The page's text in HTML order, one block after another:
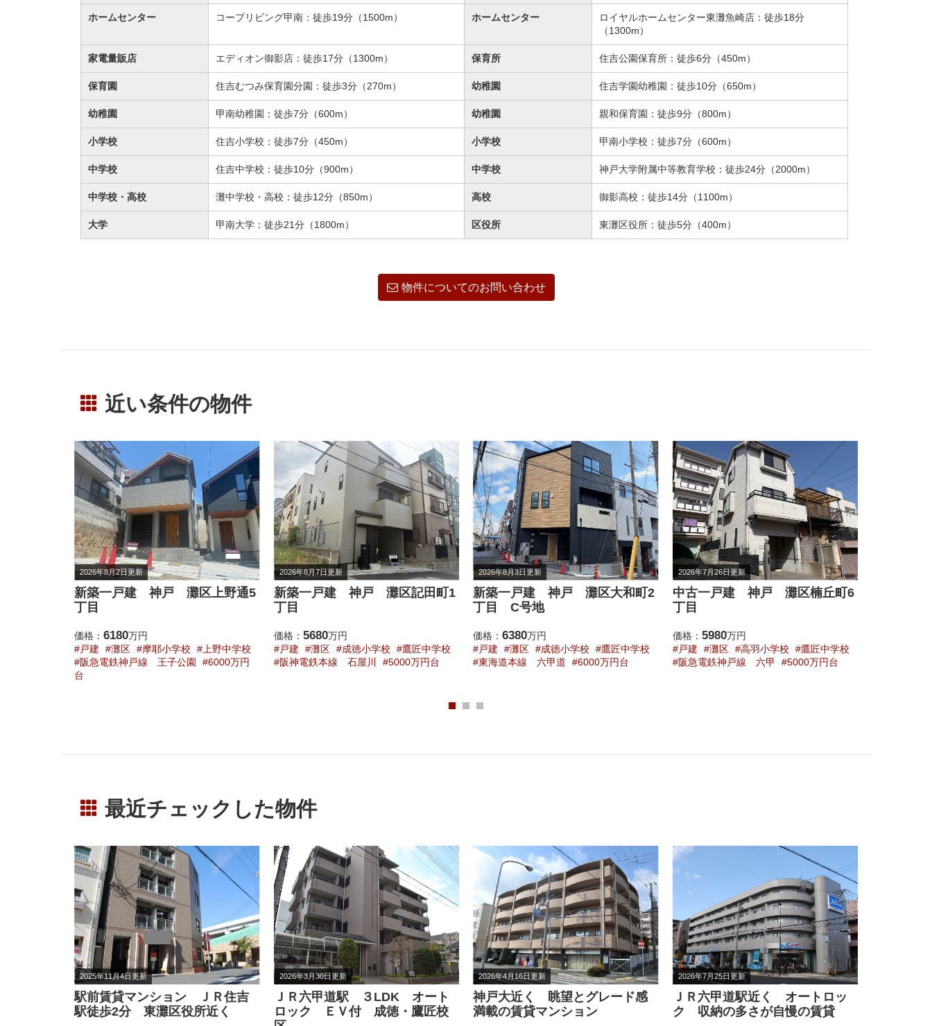
ホームセンター コープリビング甲南：徒歩19分（1500m） ホームセンター
ロイヤルホームセンター東灘魚崎店：徒歩18分
（1300m）
家電量販店 エディオン御影店：徒歩17分（1300m） 保育所 住吉公園保育所：徒歩6分（450m）
保育園 住吉むつみ保育園分園：徒歩3分（270m） 幼稚園 住吉学園幼稚園：徒歩10分（650m）
幼稚園 甲南幼稚園：徒歩7分（600m） 幼稚園 親和保育園：徒歩9分（800m）
小学校 住吉小学校：徒歩7分（450m） 小学校 甲南小学校：徒歩7分（600m）
中学校 住吉中学校：徒歩10分（900m） 中学校 神戸大学附属中等教育学校：徒歩24分（2000m）
中学校・高校 灘中学校・高校：徒歩12分（850m） 高校 御影高校：徒歩14分（1100m）
大学 甲南大学：徒歩21分（1800m） 区役所 東灘区役所：徒歩5分（400m）
物件についてのお問い合わせ
近い条件の物件
2026年8月7日更新
新築一戸建 神戸 灘区記田町1
丁目
価格： 5680万円
戸建
灘区 成徳小学校
鷹匠中学校
阪神電鉄本線 石屋川
5000万円台
2026年8月3日更新
新築一戸建 神戸 灘区大和町2
丁目 C号地
価格： 6380万円
戸建
灘区 成徳小学校
鷹匠中学校
東海道本線 六甲道
6000万円台
2026年7月26日更新
中古一戸建 神戸 灘区楠丘町6
丁目
価格： 5980万円
戸建
灘区 高羽小学校
鷹匠中学校
阪急電鉄神戸線 六甲
5000万円台
2026年7月26日更新
新築一戸建 神戸 東灘区魚崎
南町4丁目
価格： 5680万円
戸建
東灘区 魚崎小学校
魚崎中学
校
阪神電鉄本線 魚崎 5000万円台
最近チェックした物件
2026年3月30日更新
ＪＲ六甲道駅 ３LDK オート
ロック ＥＶ付 成徳・鷹匠校
2026年4月16日更新
神戸大近く 眺望とグレード感
満載の賃貸マンション
2026年7月25日更新
ＪＲ六甲道駅近く オートロッ
ク 収納の多さが自慢の賃貸
2026年7月13日更新
旧特優賃物件で浴室・トイレの
ゆったりした賃貸マンション